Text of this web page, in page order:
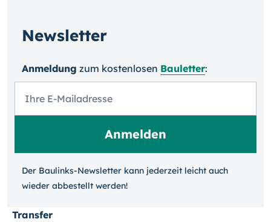
Newsletter
Anmeldung zum kosten­losen Bauletter:
Der Baulinks-Newsletter kann jeder­zeit leicht auch
wieder ab­bestellt werden!
Transfer